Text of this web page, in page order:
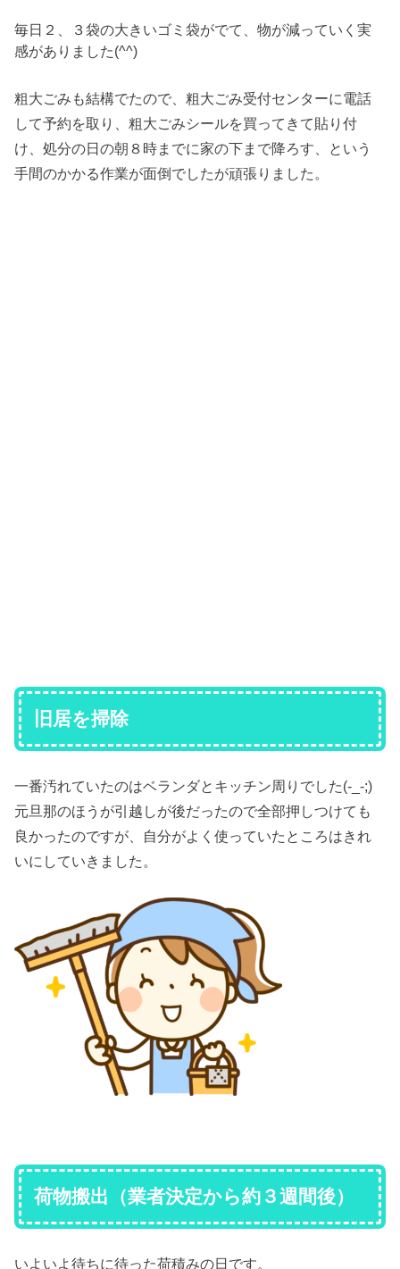
毎日２、３袋の大きいゴミ袋がでて、物が減っていく実
感がありました(^^)
粗大ごみも結構でたので、粗大ごみ受付センターに電話
して予約を取り、粗大ごみシールを買ってきて貼り付
け、処分の日の朝８時までに家の下まで降ろす、という
手間のかかる作業が面倒でしたが頑張りました。
旧居を掃除
一番汚れていたのはベランダとキッチン周りでした(-_-;)
元旦那のほうが引越しが後だったので全部押しつけても
良かったのですが、自分がよく使っていたところはきれ
いにしていきました。
荷物搬出（業者決定から約３週間後）
いよいよ待ちに待った荷積みの日です。